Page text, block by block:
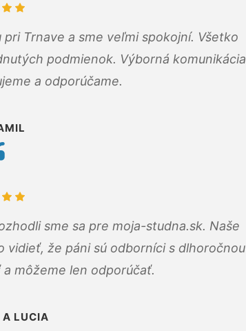
Trnave a sme veľmi spokojní. Všetko
podmienok. Výborná komunikácia
a odporúčame.
sme sa pre moja-studna.sk. Naše
že páni sú odborníci s dlhoročnou
môžeme len odporúčať.
A LUCIA